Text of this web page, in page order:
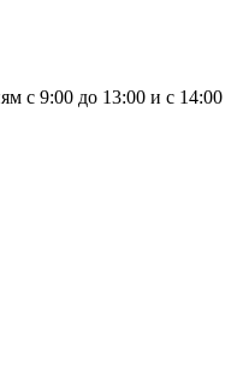
с 9:00 до 13:00 и с 14:00